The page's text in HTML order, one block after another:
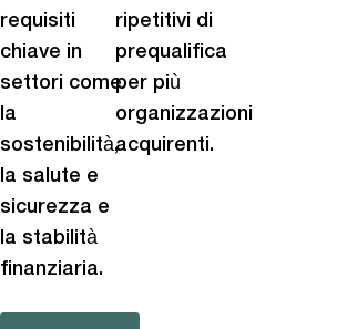
requisiti
chiave in
settori come
la
sostenibilità,
la salute e
sicurezza e
la stabilità
finanziaria.
ripetitivi di
prequalifica
per più
organizzazioni
acquirenti.